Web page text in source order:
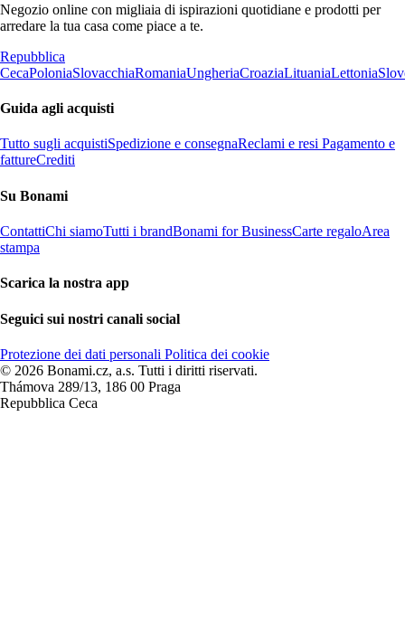
Negozio online con migliaia di ispirazioni quotidiane e prodotti per
arredare la tua casa come piace a te.
Repubblica
CecaPoloniaSlovacchiaRomaniaUngheriaCroaziaLituaniaLettonia
Guida agli acquisti
Tutto sugli acquistiSpedizione e consegnaReclami e resi Pagamento e
fattureCrediti
Su Bonami
ContattiChi siamoTutti i brandBonami for BusinessCarte regaloArea
stampa
Scarica la nostra app
Seguici sui nostri canali social
Protezione dei dati personali Politica dei cookie
© 2026 Bonami.cz, a.s. Tutti i diritti riservati.
Thámova 289/13, 186 00 Praga
Repubblica Ceca